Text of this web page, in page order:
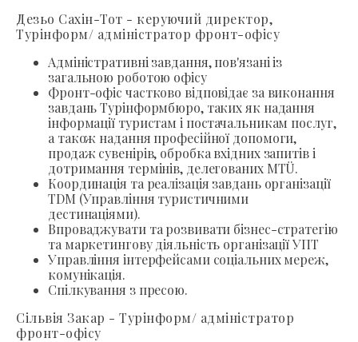
Дезьо Сахін-Тот - керуючий директор,
Турінформ/ адміністратор фронт-офісу
Адміністративні завдання, пов'язані із
загальною роботою офісу
Фронт-офіс частково відповідає за виконання
завдань Турінформбюро, таких як надання
інформації туристам і постачальникам послуг,
а також надання професійної допомоги,
продаж сувенірів, обробка вхідних запитів і
дотримання термінів, делегованих MTÜ.
Координація та реалізація завдань організації
TDM (Управління туристичними
дестинаціями).
Впроваджувати та розвивати бізнес-стратегію
та маркетингову діяльність організації УПТ
Управління інтерфейсами соціальних мереж,
комунікація.
Спілкування з пресою.
Сільвія Закар - Турінформ/ адміністратор
фронт-офісу